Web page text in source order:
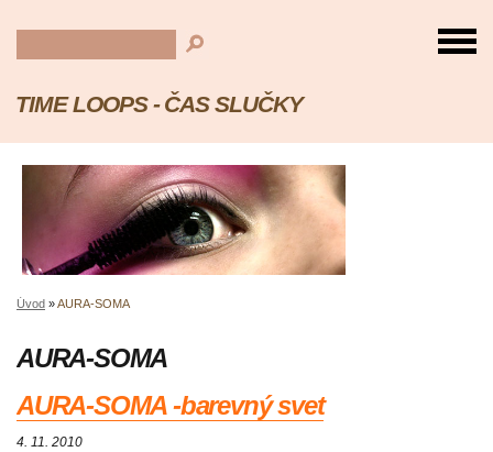
TIME LOOPS - ČAS SLUČKY
Úvod »AURA-SOMA
AURA-SOMA
AURA-SOMA -barevný svet
4. 11. 2010